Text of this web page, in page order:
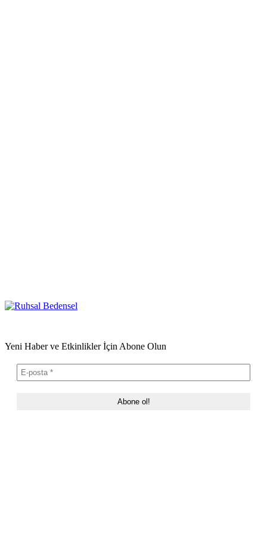
Yeni Haber ve Etkinlikler İçin Abone Olun